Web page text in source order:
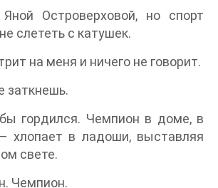
Островерховой, но спорт
слететь с катушек.
на меня и ничего не говорит.
заткнешь.
гордился. Чемпион в доме, в
хлопает в ладоши, выставляя
свете.
Чемпион.